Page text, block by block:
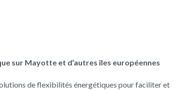
sur Mayotte et d’autres îles européennes
de flexibilités énergétiques pour faciliter et